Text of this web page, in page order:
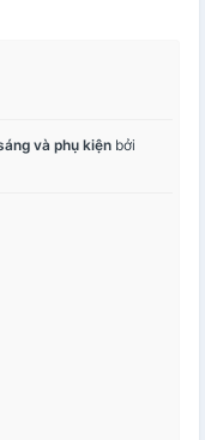
và phụ kiện bởi